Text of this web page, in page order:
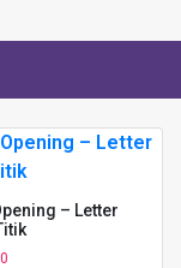
– Letter